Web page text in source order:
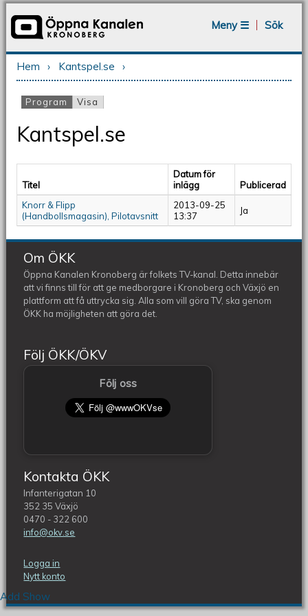
Meny ☰
Sök
Du är här
Hem › Kantspel.se ›
Primära flikar
Program (aktiv flik)
Visa
Kantspel.se
Add Show
Titel
Datum för
inlägg
Publicerad
Knorr & Flipp
(Handbollsmagasin), Pilotavsnitt
2013-09-25
13:37
Ja
Om ÖKK
Öppna Kanalen Kronoberg är folkets TV-kanal. Detta innebär
att vi finns till för att ge medborgare i Kronoberg och Växjö en
plattform att få uttrycka sig. Alla som vill göra TV, ska genom
ÖKK ha möjligheten att göra det.
Följ ÖKK/ÖKV
Följ oss
Kontakta ÖKK
Infanterigatan 10
352 35 Växjö
0470 - 322 600
info@okv.se
Logga in
Nytt konto